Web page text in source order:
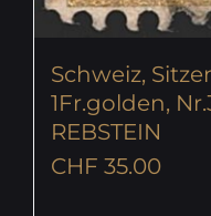
Schweiz,
1Fr.golden,
REBSTEIN
CHF 35.00